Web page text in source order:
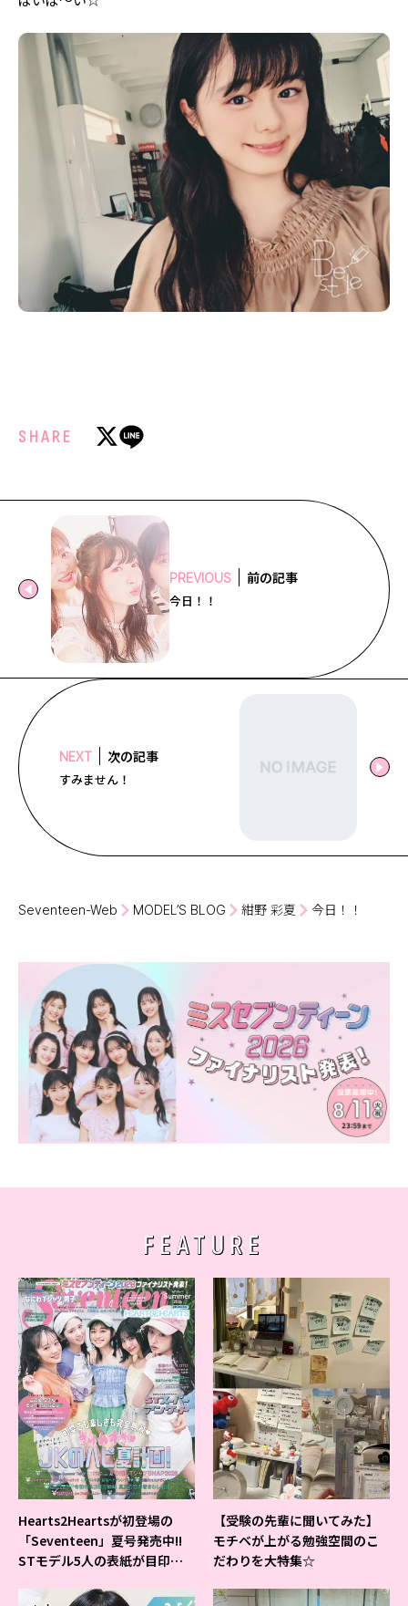
ST member
新規会員登録・ログイン
SHARE
PREVIOUS 前の記事
今日！！
NEXT 次の記事
すみません！
Seventeen-Web MODEL’S BLOG 紺野 彩夏 今日！！
FEATURE
Hearts2Heartsが初登場の
「Seventeen」夏号発売中!!
STモデル5人の表紙が目印だ
【受験の先輩に聞いてみた】
モチベが上がる勉強空間のこ
だわりを大特集☆